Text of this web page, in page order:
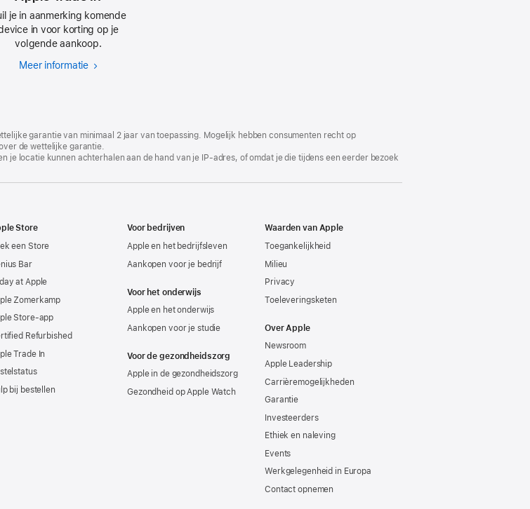
je in aanmerking komende
in voor korting op je
volgende aankoop.
Meer informatie Apple
garantie van minimaal 2 jaar van toepassing. Mogelijk hebben consumenten recht op
de wettelijke garantie.
je locatie kunnen achterhalen aan de hand van je IP-adres, of omdat je die tijdens een eerder bezoek
Store
een Store
Bar
at Apple
Zomerkamp
Store-app
Refurbished
Trade In
bij bestellen
Voor bedrijven
Apple en het bedrijfsleven
Aankopen voor je bedrijf
Voor het onderwijs
Apple en het onderwijs
Aankopen voor je studie
Voor de gezondheidszorg
Apple in de gezondheidszorg
Gezondheid op Apple Watch
Waarden van Apple
Toegankelijkheid
Milieu
Privacy
Toeleveringsketen
Over Apple
Newsroom
Apple Leadership
Carrièremogelijkheden
Garantie
Investeerders
Ethiek en naleving
Events
Werkgelegenheid in Europa
Contact opnemen